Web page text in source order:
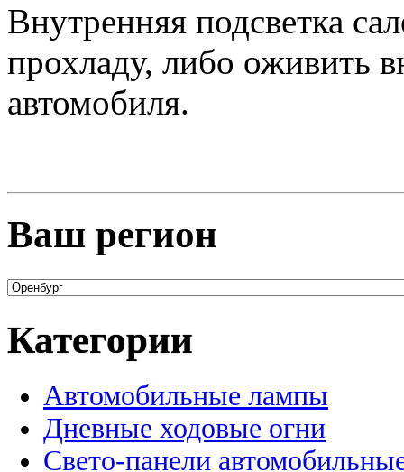
Внутренняя подсветка
прохладу, либо оживить
автомобиля.
Ваш регион
Категории
Автомобильные лампы
Дневные ходовые огни
Свето-панели